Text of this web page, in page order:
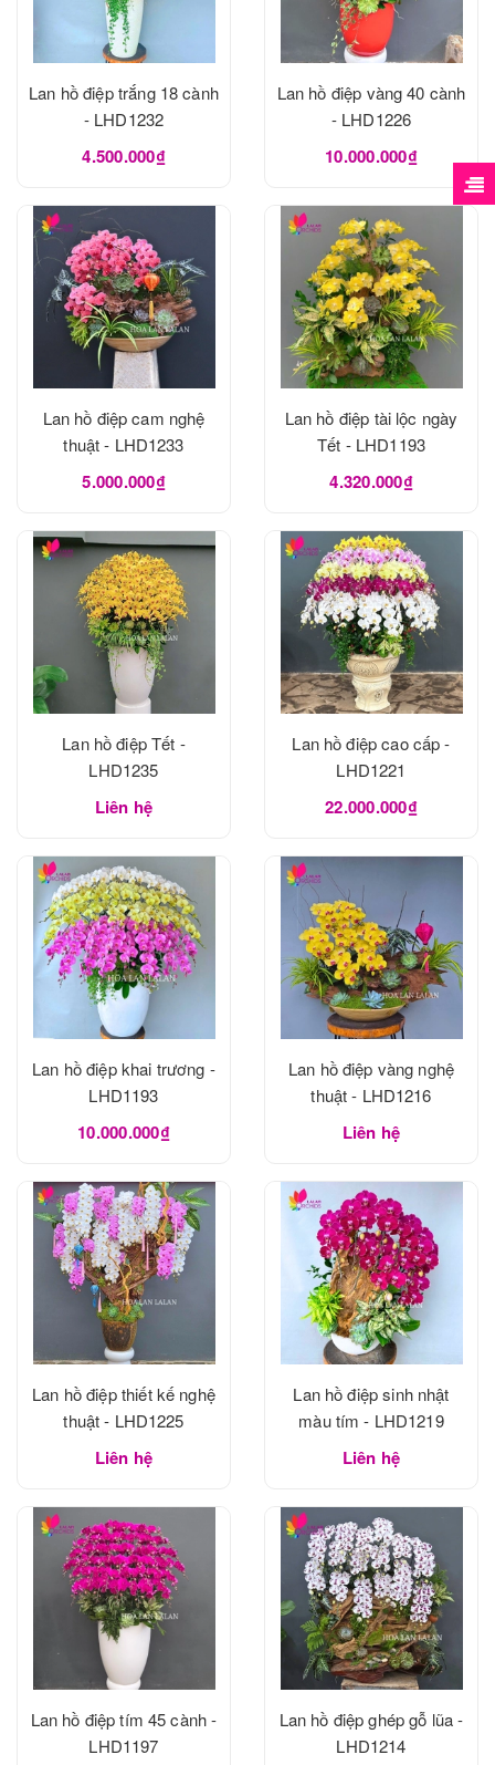
Lan hồ điệp trắng 18 cành
- LHD1232
4.500.000₫
Lan hồ điệp vàng 40 cành
- LHD1226
10.000.000₫
Lan hồ điệp cam nghệ
thuật - LHD1233
5.000.000₫
Lan hồ điệp tài lộc ngày
Tết - LHD1193
4.320.000₫
Lan hồ điệp Tết -
LHD1235
Liên hệ
Lan hồ điệp cao cấp -
LHD1221
22.000.000₫
Lan hồ điệp khai trương -
LHD1193
10.000.000₫
Lan hồ điệp vàng nghệ
thuật - LHD1216
Liên hệ
Lan hồ điệp thiết kế nghệ
thuật - LHD1225
Liên hệ
Lan hồ điệp sinh nhật
màu tím - LHD1219
Liên hệ
Lan hồ điệp tím 45 cành -
LHD1197
Lan hồ điệp ghép gỗ lũa -
LHD1214